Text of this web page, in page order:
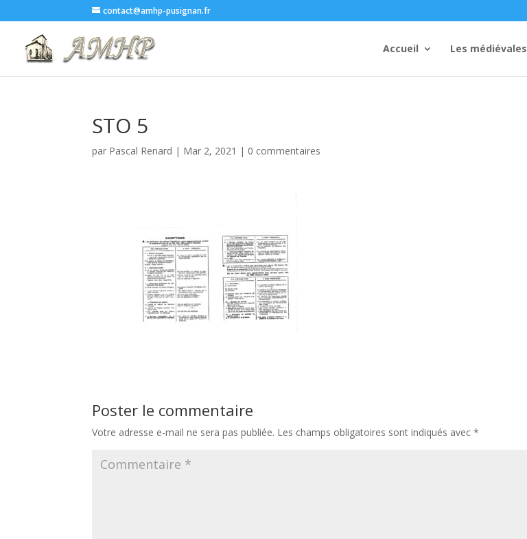
contact@amhp-pusignan.fr
Accueil Les médiévales
STO 5
par Pascal Renard | Mar 2, 2021 | 0 commentaires
Poster le commentaire
Votre adresse e-mail ne sera pas publiée. Les champs obligatoires sont indiqués avec*